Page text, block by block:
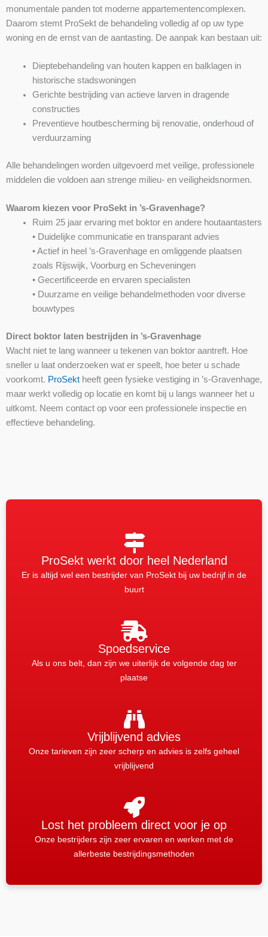
monumentale panden tot moderne appartementencomplexen.
Daarom stemt ProSekt de behandeling volledig af op uw type
woning en de ernst van de aantasting. De aanpak kan bestaan uit:
Dieptebehandeling van houten kappen en balklagen in
historische stadswoningen
Gerichte bestrijding van actieve larven in dragende
constructies
Preventieve houtbescherming bij renovatie, onderhoud of
verduurzaming
Alle behandelingen worden uitgevoerd met veilige, professionele
middelen die voldoen aan strenge milieu- en veiligheidsnormen.
Waarom kiezen voor ProSekt in ’s-Gravenhage?
Ruim 25 jaar ervaring met boktor en andere houtaantasters
• Duidelijke communicatie en transparant advies
• Actief in heel ’s-Gravenhage en omliggende plaatsen
zoals Rijswijk, Voorburg en Scheveningen
• Gecertificeerde en ervaren specialisten
• Duurzame en veilige behandelmethoden voor diverse
bouwtypes
Direct boktor laten bestrijden in ’s-Gravenhage
Wacht niet te lang wanneer u tekenen van boktor aantreft. Hoe
sneller u laat onderzoeken wat er speelt, hoe beter u schade
voorkomt. ProSekt heeft geen fysieke vestiging in ’s-Gravenhage,
maar werkt volledig op locatie en komt bij u langs wanneer het u
uitkomt. Neem contact op voor een professionele inspectie en
effectieve behandeling.
ProSekt werkt door heel Nederland
Er is altijd wel een bestrijder van ProSekt bij uw bedrijf in de
buurt
Spoedservice
Als u ons belt, dan zijn we uiterlijk de volgende dag ter
plaatse
Vrijblijvend advies
Onze tarieven zijn zeer scherp en advies is zelfs geheel
vrijblijvend
Lost het probleem direct voor je op
Onze bestrijders zijn zeer ervaren en werken met de
allerbeste bestrijdingsmethoden